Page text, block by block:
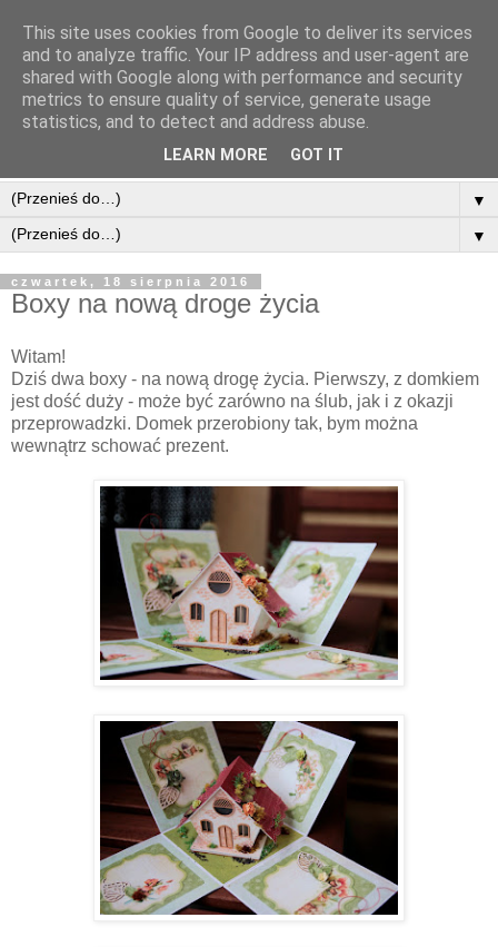
▼
▼
czwartek, 18 sierpnia 2016
Boxy na nową droge życia
Witam!
Dziś dwa boxy - na nową drogę życia. Pierwszy, z domkiem
jest dość duży - może być zarówno na ślub, jak i z okazji
przeprowadzki. Domek przerobiony tak, bym można
wewnątrz schować prezent.
This site uses cookies from Google to deliver its services
and to analyze traffic. Your IP address and user-agent are
shared with Google along with performance and security
metrics to ensure quality of service, generate usage
statistics, and to detect and address abuse.
LEARN MORE GOT IT